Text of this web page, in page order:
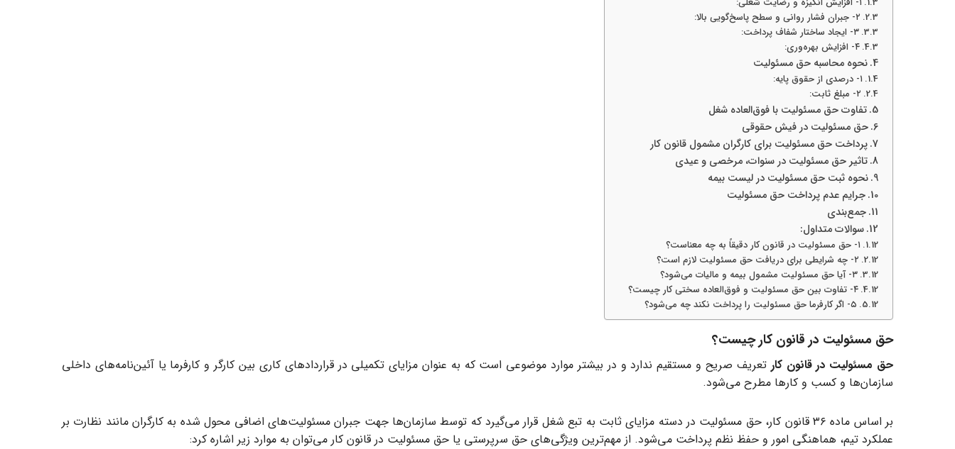
۲- جبران فشار روانی و سطح پاسخ‌گویی بالا:
۳- ایجاد ساختار شفاف پرداخت:
۴- افزایش بهره‌وری:
نحوه محاسبه حق مسئولیت
۱- درصدی از حقوق پایه:
۲- مبلغ ثابت:
تفاوت حق مسئولیت با فوق‌العاده شغل
حق مسئولیت در فیش حقوقی
پرداخت حق مسئولیت برای کارگران مشمول قانون کار
تاثیر حق مسئولیت در سنوات، مرخصی و عیدی
نحوه ثبت حق مسئولیت در لیست بیمه
جرایم عدم پرداخت حق مسئولیت
جمع‌بندی
سوالات متداول:
۱- حق مسئولیت در قانون کار دقیقاً به چه معناست؟
۲- چه شرایطی برای دریافت حق مسئولیت لازم است؟
۳- آیا حق مسئولیت مشمول بیمه و مالیات می‌شود؟
۴- تفاوت بین حق مسئولیت و فوق‌العاده سختی کار چیست؟
۵- اگر کارفرما حق مسئولیت را پرداخت نکند چه می‌شود؟
حق مسئولیت در قانون کار چیست؟
حق مسئولیت در قانون کار تعریف صریح و مستقیم ندارد و در بیشتر موارد موضوعی است که به عنوان مزایای تکمیلی در قراردادهای کاری بین کارگر و کارفرما یا آئین‌نامه‌های داخلی
سازمان‌ها و کسب و کارها مطرح می‌شود.
بر اساس ماده ۳۶ قانون کار، حق مسئولیت در دسته مزایای ثابت به تبع شغل قرار می‌گیرد که توسط سازمان‌ها جهت جبران مسئولیت‌های اضافی محول شده به کارگران مانند نظارت بر
عملکرد تیم، هماهنگی امور و حفظ نظم پرداخت می‌شود. از مهم‌ترین ویژگی‌های حق سرپرستی یا حق مسئولیت در قانون کار می‌توان به موارد زیر اشاره کرد: